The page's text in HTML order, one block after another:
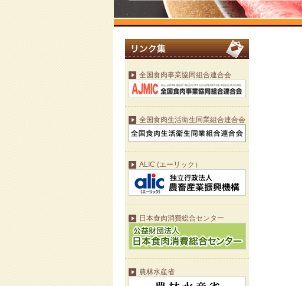
全国食肉事業協同組合連合会
全国食肉生活衛生同業組合連合会
ALIC (エーリック）
日本食肉消費総合センター
農林水産省